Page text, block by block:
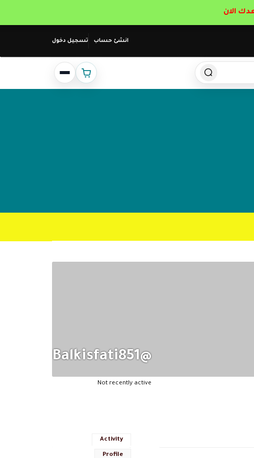
انشئ حساب تسجيل دخول
@balkisfati851
Not recently active
Activity
Profile